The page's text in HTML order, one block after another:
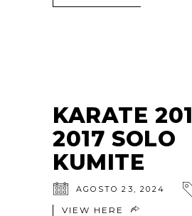
KARATE
2017 SOLO
KUMITE
AGOSTO 23, 2024
VIEW HERE